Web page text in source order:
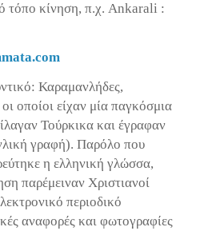
τόπο κίνηση, π.χ. Ankarali :
.com
Καραμανλήδες,
οι οποίοι είχαν μία παγκόσμια
Τούρκικα και έγραφαν
γραφή). Παρόλο που
η ελληνική γλώσσα,
παρέμειναν Χριστιανοί
περιοδικό
αναφορές και φωτογραφίες